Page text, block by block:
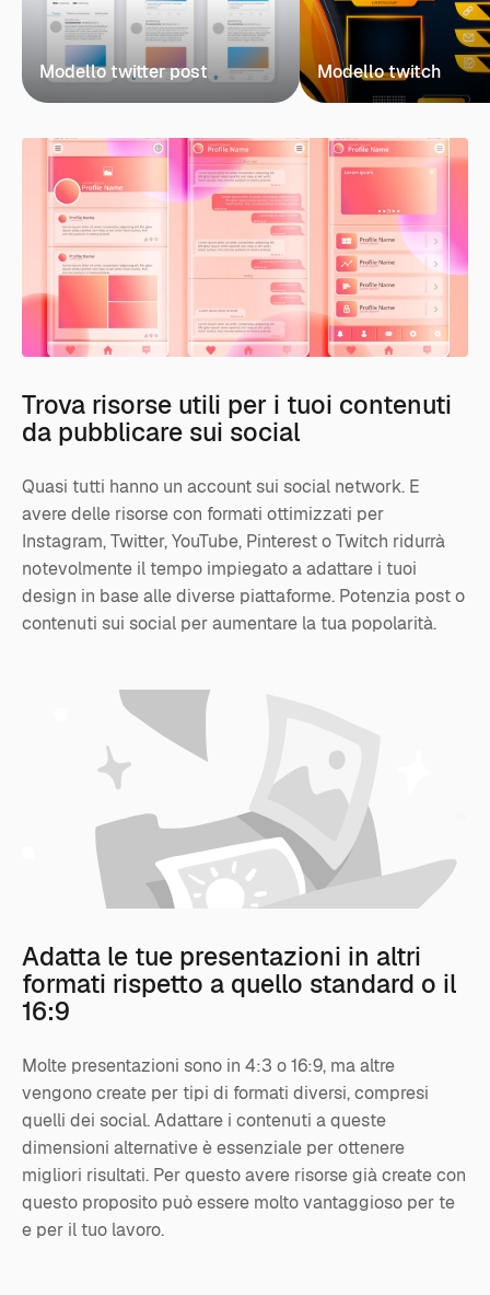
Modello twitter post Modello twitch
Trova risorse utili per i tuoi contenuti
da pubblicare sui social
Quasi tutti hanno un account sui social network. E
avere delle risorse con formati ottimizzati per
Instagram, Twitter, YouTube, Pinterest o Twitch ridurrà
notevolmente il tempo impiegato a adattare i tuoi
design in base alle diverse piattaforme. Potenzia post o
contenuti sui social per aumentare la tua popolarità.
Adatta le tue presentazioni in altri
formati rispetto a quello standard o il
16:9
Molte presentazioni sono in 4:3 o 16:9, ma altre
vengono create per tipi di formati diversi, compresi
quelli dei social. Adattare i contenuti a queste
dimensioni alternative è essenziale per ottenere
migliori risultati. Per questo avere risorse già create con
questo proposito può essere molto vantaggioso per te
e per il tuo lavoro.